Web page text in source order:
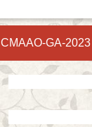
CMAAO-GA-2023